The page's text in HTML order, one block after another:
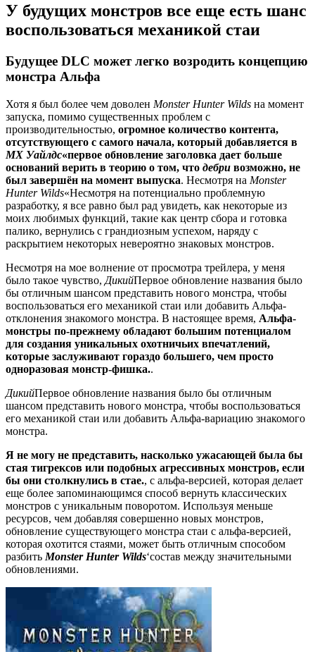
У будущих монстров все еще есть шанс
воспользоваться механикой стаи
Будущее DLC может легко возродить концепцию
монстра Альфа
Хотя я был более чем доволен Monster Hunter Wilds на момент
запуска, помимо существенных проблем с
производительностью, огромное количество контента,
отсутствующего с самого начала, который добавляется в
МХ Уайлдс«первое обновление заголовка дает больше
оснований верить в теорию о том, что дебри возможно, не
был завершён на момент выпуска. Несмотря на Monster
Hunter Wilds«Несмотря на потенциально проблемную
разработку, я все равно был рад увидеть, как некоторые из
моих любимых функций, такие как центр сбора и готовка
палико, вернулись с грандиозным успехом, наряду с
раскрытием некоторых невероятно знаковых монстров.
Несмотря на мое волнение от просмотра трейлера, у меня
было такое чувство, ДикийПервое обновление названия было
бы отличным шансом представить нового монстра, чтобы
воспользоваться его механикой стаи или добавить Альфа-
отклонения знакомого монстра. В настоящее время, Альфа-
монстры по-прежнему обладают большим потенциалом
для создания уникальных охотничьих впечатлений,
которые заслуживают гораздо большего, чем просто
одноразовая монстр-фишка..
ДикийПервое обновление названия было бы отличным
шансом представить нового монстра, чтобы воспользоваться
его механикой стаи или добавить Альфа-вариацию знакомого
монстра.
Я не могу не представить, насколько ужасающей была бы
стая тигрексов или подобных агрессивных монстров, если
бы они столкнулись в стае., с альфа-версией, которая делает
еще более запоминающимся способ вернуть классических
монстров с уникальным поворотом. Используя меньше
ресурсов, чем добавляя совершенно новых монстров,
обновление существующего монстра стаи с альфа-версией,
которая охотится стаями, может быть отличным способом
разбить Monster Hunter Wilds‘состав между значительными
обновлениями.